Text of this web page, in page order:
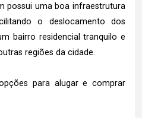
possui uma boa infraestrutura
o deslocamento dos
bairro residencial tranquilo e
regiões da cidade.
para alugar e comprar